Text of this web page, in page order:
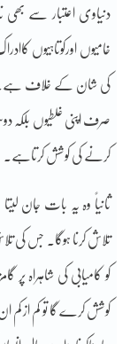
دنیاوی اعتبار سے بھی
خامیوں اورکوتاہیوں
کی شان کے خلاف ہے۔
صرف اپنی غلطیوں بلکہ
کرنے کی کوشش کرتاہے۔
ثانیاً وہ یہ بات جان
تلاش کرنا ہوگا۔ جس کی
کو کامیابی کی شاہراہ
کوشش کرے گا تو کم از کم